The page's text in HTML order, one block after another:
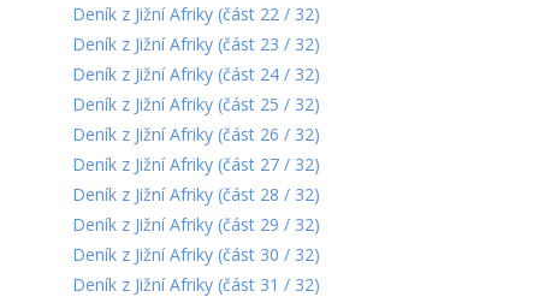
Deník z Jižní Afriky (část 22 / 32)
Deník z Jižní Afriky (část 23 / 32)
Deník z Jižní Afriky (část 24 / 32)
Deník z Jižní Afriky (část 25 / 32)
Deník z Jižní Afriky (část 26 / 32)
Deník z Jižní Afriky (část 27 / 32)
Deník z Jižní Afriky (část 28 / 32)
Deník z Jižní Afriky (část 29 / 32)
Deník z Jižní Afriky (část 30 / 32)
Deník z Jižní Afriky (část 31 / 32)